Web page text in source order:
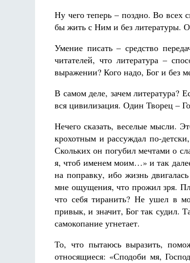
Ну чего теперь – поздно. Во всех
бы жить с Ним и без литературы.
Умение писать – средство
читателей, что литература –
выражении? Кого надо, Бог и без
В самом деле, зачем литература?
вся цивилизация. Один Творец –
Нечего сказать, веселые мысли.
крохотным и рассуждал по-
Скольких он погубил мечтами о
я, чтоб именем моим…» и так
на поправку, ибо жизнь
мне ощущения, что прожил зря.
что себя тиранить? Не ушел в
привык, и значит, Бог так судил.
самокопание угнетает.
То, что пытаюсь выразить,
относящиеся: «Сподоби мя,
Фредерика де Грааф